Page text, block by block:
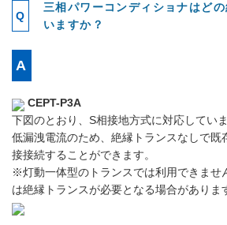
三相パワーコンディショナはど
いますか？
CEPT-P3A
下図のとおり、S相接地方式に対応していま
低漏洩電流のため、絶縁トランスなしで既
接接続することができます。
※灯動一体型のトランスでは利用できませ
は絶縁トランスが必要となる場合がありま